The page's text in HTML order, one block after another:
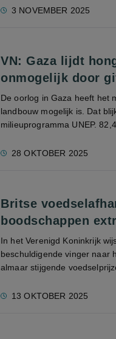
3 NOVEMBER 2025
VN: Gaza lijdt
onmogelijk door
De oorlog in Gaza heeft het
landbouw mogelijk is. Dat
milieuprogramma UNEP.
28 OKTOBER 2025
Britse
boodschappen
In het Verenigd Koninkrijk
beschuldigende vinger naar
almaar stijgende
13 OKTOBER 2025